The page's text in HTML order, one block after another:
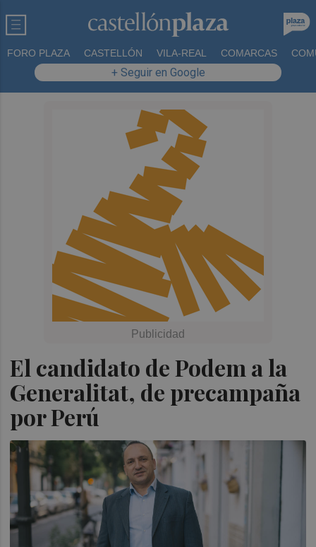
FORO PLAZA CASTELLÓN VILA-REAL COMARCAS
+ Seguir en Google
El candidato de Podem a la
Generalitat, de precampaña
por Perú